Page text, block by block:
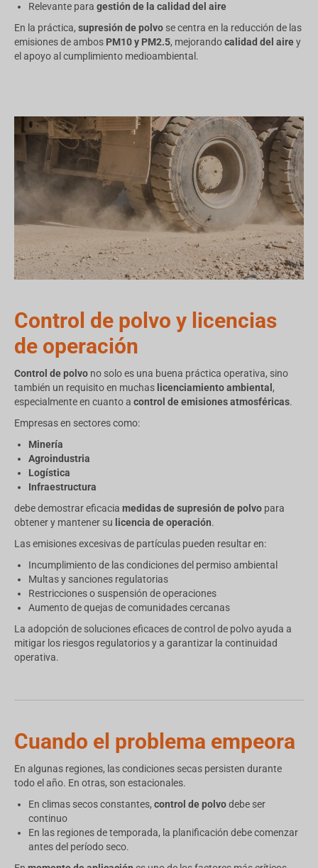
Relevante para gestión de la calidad del aire
En la práctica, supresión de polvo se centra en la reducción de las
emisiones de ambos PM10 y PM2.5, mejorandocalidad del airey
el apoyo al cumplimiento medioambiental.
Control de polvo y licencias
de operación
Control de polvo no solo es una buena práctica operativa, sino
también un requisito en muchas licenciamiento ambiental ,
especialmente en cuanto a control de emisiones atmosféricas.
Empresas en sectores como:
Minería
Agroindustria
Logística
Infraestructura
debe demostrar eficacia medidas de supresión de polvo para
obtener y mantener su licencia de operación.
Las emisiones excesivas de partículas pueden resultar en:
Incumplimiento de las condiciones del permiso ambiental
Multas y sanciones regulatorias
Restricciones o suspensión de operaciones
Aumento de quejas de comunidades cercanas
La adopción de soluciones eficaces de control de polvo ayuda a
mitigar los riesgos regulatorios y a garantizar la continuidad
operativa.
Cuando el problema empeora
En algunas regiones, las condiciones secas persisten durante
todo el año. En otras, son estacionales.
En climas secos constantes, control de polvodebe ser
continuo
En las regiones de temporada, la planificación debe comenzar
antes del período seco.